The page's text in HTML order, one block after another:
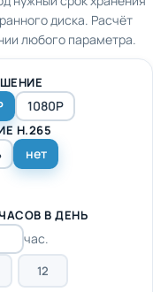
диска. Расчёт
любого параметра.
1080P
H.265
нет